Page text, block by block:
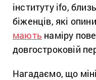
інституту ifo,
біженців, які
мають наміру
довгостроковій
Нагадаємо, що